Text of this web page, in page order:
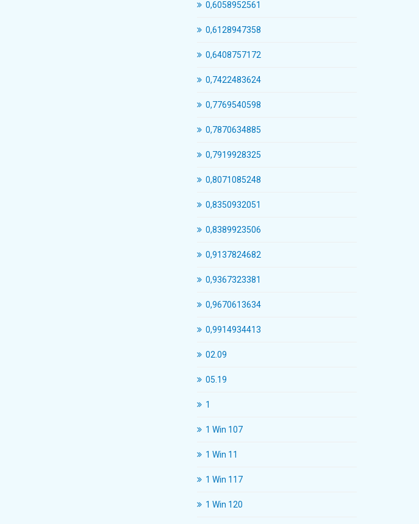
0,6058952561
0,6128947358
0,6408757172
0,7422483624
0,7769540598
0,7870634885
0,7919928325
0,8071085248
0,8350932051
0,8389923506
0,9137824682
0,9367323381
0,9670613634
0,9914934413
02.09
05.19
1
1 Win 107
1 Win 11
1 Win 117
1 Win 120